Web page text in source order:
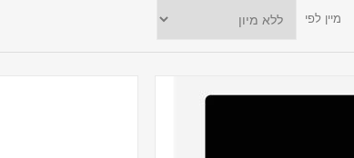
מיין לפי